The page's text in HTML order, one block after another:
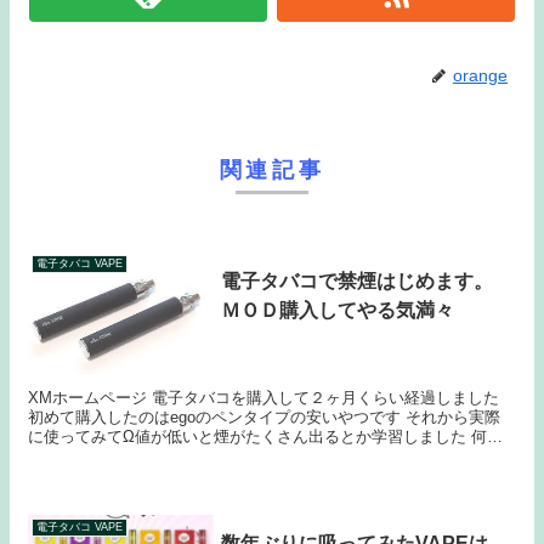
orange
関連記事
電子タバコ VAPE
電子タバコで禁煙はじめます。
ＭＯＤ購入してやる気満々
XMホームページ 電子タバコを購入して２ヶ月くらい経過しました
初めて購入したのはegoのペンタイプの安いやつです それから実際
に使ってみてΩ値が低いと煙がたくさん出るとか学習しました 何も
電子タバコ VAPE